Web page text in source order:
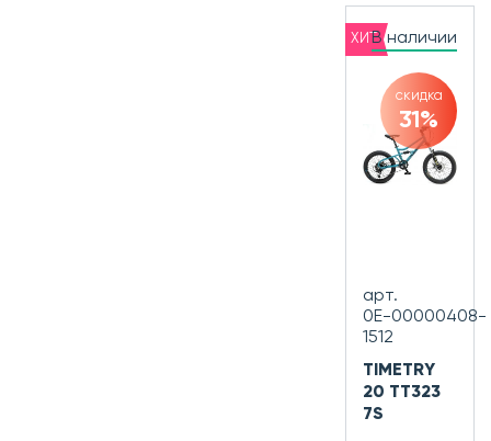
ХИТВ наличии
скидка
31%
арт.
0Е-00000408-
1512
TIMETRY
20 TT323
7S